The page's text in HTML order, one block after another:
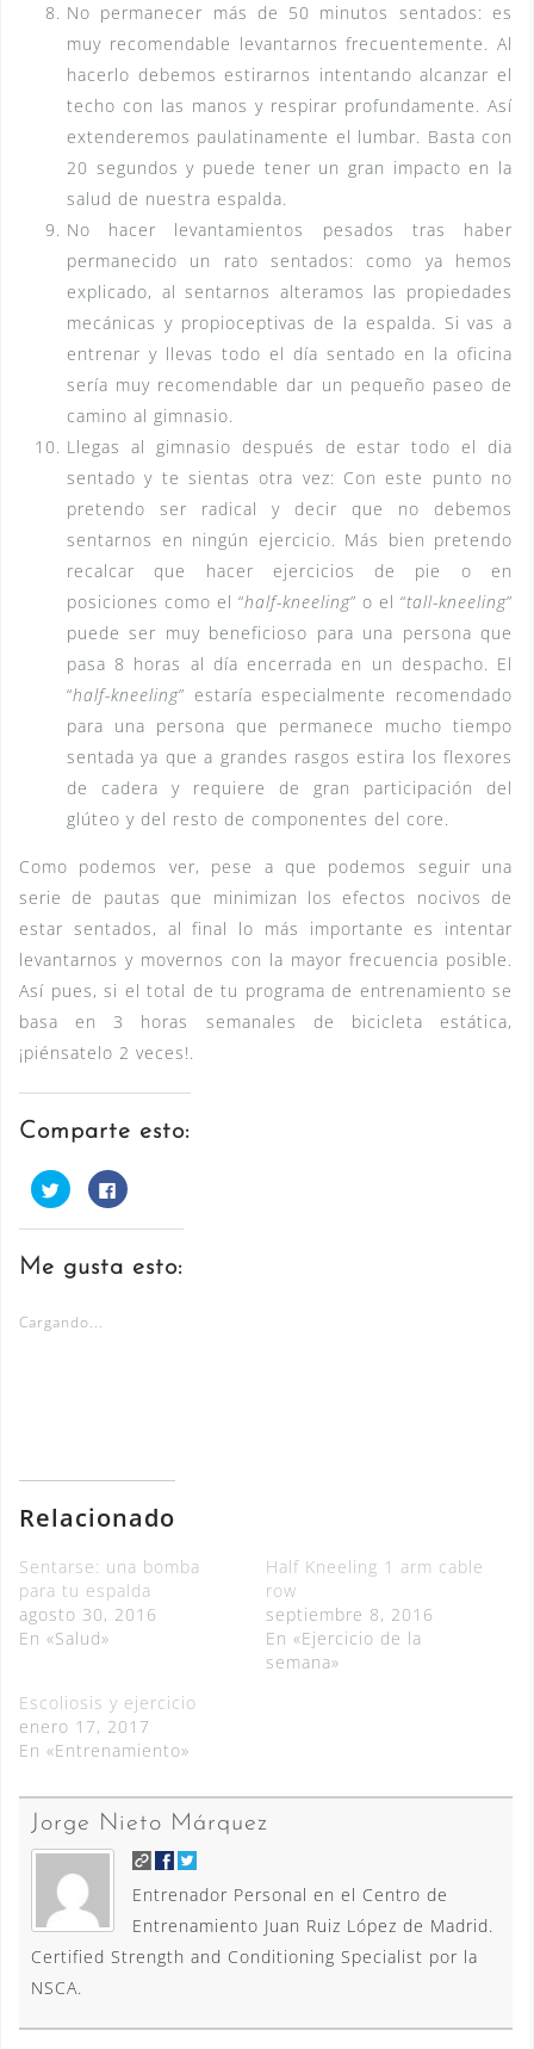
No permanecer más de 50 minutos sentados: es
muy recomendable levantarnos frecuentemente. Al
hacerlo debemos estirarnos intentando alcanzar el
techo con las manos y respirar profundamente. Así
extenderemos paulatinamente el lumbar. Basta con
20 segundos y puede tener un gran impacto en la
salud de nuestra espalda.
No hacer levantamientos pesados tras haber
permanecido un rato sentados: como ya hemos
explicado, al sentarnos alteramos las propiedades
mecánicas y propioceptivas de la espalda. Si vas a
entrenar y llevas todo el día sentado en la oficina
sería muy recomendable dar un pequeño paseo de
camino al gimnasio.
Llegas al gimnasio después de estar todo el dia
sentado y te sientas otra vez: Con este punto no
pretendo ser radical y decir que no debemos
sentarnos en ningún ejercicio. Más bien pretendo
recalcar que hacer ejercicios de pie o en
posiciones como el “half-kneeling” o el “tall-kneeling”
puede ser muy beneficioso para una persona que
pasa 8 horas al día encerrada en un despacho. El
“half-kneeling” estaría especialmente recomendado
para una persona que permanece mucho tiempo
sentada ya que a grandes rasgos estira los flexores
de cadera y requiere de gran participación del
glúteo y del resto de componentes del core.
Como podemos ver, pese a que podemos seguir una
serie de pautas que minimizan los efectos nocivos de
estar sentados, al final lo más importante es intentar
levantarnos y movernos con la mayor frecuencia posible.
Así pues, si el total de tu programa de entrenamiento se
basa en 3 horas semanales de bicicleta estática,
¡piénsatelo 2 veces!.
Comparte esto:
H
a
c
c
p
a
n
w
i
e
r
(
S
e
a
e
n
u
n
a
n
a
a
n
e
v
a
H
a
c
c
n
a
c
o
o
k
(
e
e
n
u
n
e
n
t
)
Me gusta esto:
Cargando...
Relacionado
Sentarse: una bomba
para tu espalda
agosto 30, 2016
En «Salud»
Half Kneeling 1 arm cable
row
septiembre 8, 2016
En «Ejercicio de la
semana»
Escoliosis y ejercicio
enero 17, 2017
En «Entrenamiento»
Jorge Nieto Márquez
Entrenador Personal en el Centro de
Entrenamiento Juan Ruiz López de Madrid.
Certified Strength and Conditioning Specialist por la
NSCA.